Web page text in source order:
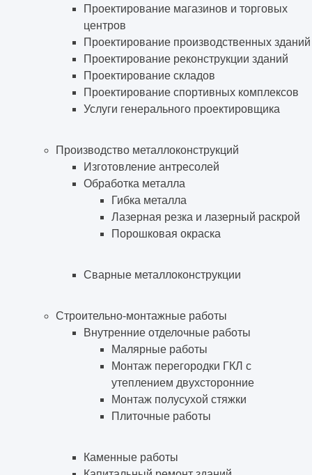
Проектирование магазинов и торговых
центров
Проектирование производственных зданий
Проектирование реконструкции зданий
Проектирование складов
Проектирование спортивных комплексов
Услуги генерального проектировщика
Производство металлоконструкций
Изготовление антресолей
Обработка металла
Гибка металла
Лазерная резка и лазерный раскрой
Порошковая окраска
Сварные металлоконструкции
Строительно-монтажные работы
Внутренние отделочные работы
Малярные работы
Монтаж перегородки ГКЛ с
утеплением двухсторонние
Монтаж полусухой стяжки
Плиточные работы
Каменные работы